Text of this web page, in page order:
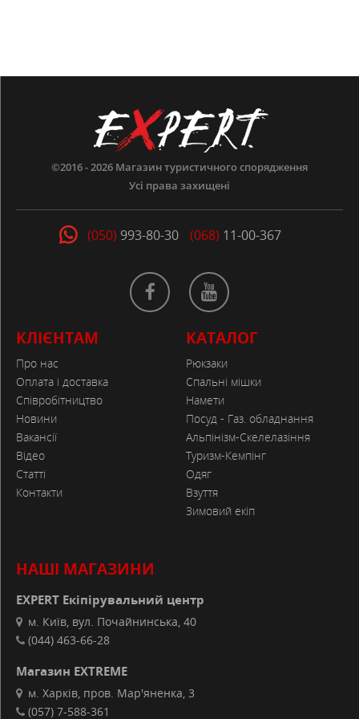
©2016 - 2026 Магазин туристичного спорядження
Усі права захищені
(050) 993-80-30 (068) 11-00-367
КЛІЄНТАМ
Про нас
Оплата і доставка
Співробітництво
Новини
Вакансії
Відео
Статті
Контакти
КАТАЛОГ
Рюкзаки
Спальні мішки
Намети
Посуд - Газ. обладнання
Альпінізм-Скелелазіння
Туризм-Кемпінг
Одяг
Взуття
Зимовий екіп
НАШІ МАГАЗИНИ
EXPERT Екіпірувальний центр
м. Київ, вул. Почайнинська, 40
(044) 463-66-28
Магазин EXTREME
м. Харків, пров. Мар'яненка, 3
(057) 7-588-361